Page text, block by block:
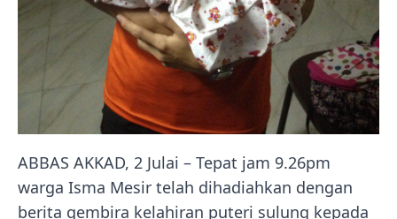
ABBAS AKKAD, 2 Julai – Tepat jam 9.26pm
warga Isma Mesir telah dihadiahkan dengan
berita gembira kelahiran puteri sulung kepada